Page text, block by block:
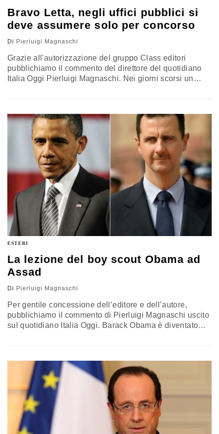
Bravo Letta, negli uffici pubblici si
deve assumere solo per concorso
Di Pierluigi Magnaschi
Grazie all'autorizzazione del gruppo Class editori
pubblichiamo il commento del direttore del quotidiano
Italia Oggi Pierluigi Magnaschi. Nei giorni scorsi un
trova, dopo anni di servizio, a dover lavorare ancora
come precaria (e come dirigente!).…
ESTERI
La lezione del boy scout Obama ad
Assad
Di Pierluigi Magnaschi
Per gentile concessione dell’editore e dell’autore,
pubblichiamo il commento di Pierluigi Magnaschi uscito
sul quotidiano Italia Oggi. Barack Obama è diventato
vellica e nei quali, alla fine, si arrotola con la felicità un
po' sorpresa del…